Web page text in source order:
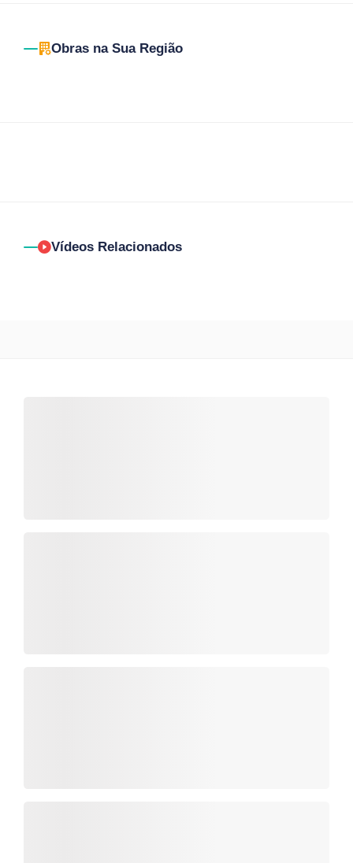
Obras na Sua Região
Vídeos Relacionados